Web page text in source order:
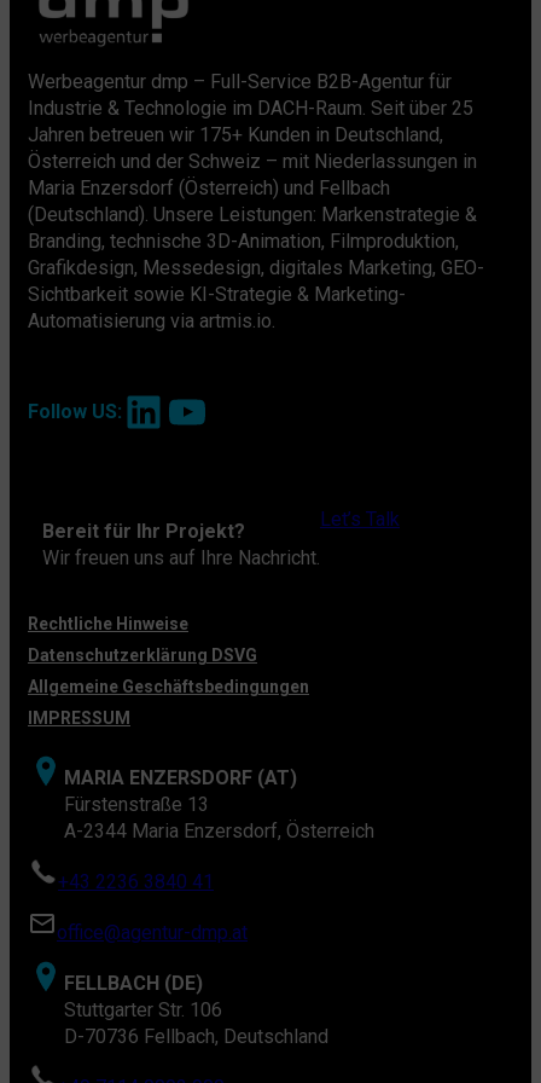
Werbeagentur dmp – Full-Service B2B-Agentur für
Industrie & Technologie im DACH-Raum. Seit über 25
Jahren betreuen wir 175+ Kunden in Deutschland,
Österreich und der Schweiz – mit Niederlassungen in
Maria Enzersdorf (Österreich) und Fellbach
(Deutschland). Unsere Leistungen: Markenstrategie &
Branding, technische 3D-Animation, Filmproduktion,
Grafikdesign, Messedesign, digitales Marketing, GEO-
Sichtbarkeit sowie KI-Strategie & Marketing-
Automatisierung via artmis.io.
Follow US: LinkedIn YouTube
Bereit für Ihr Projekt?
Wir freuen uns auf Ihre Nachricht.
Let’s Talk
Rechtliche Hinweise
Datenschutzerklärung DSVG
Allgemeine Geschäftsbedingungen
IMPRESSUM
MARIA ENZERSDORF (AT)
Fürstenstraße 13
A-2344 Maria Enzersdorf, Österreich
+43 2236 3840 41
office@agentur-dmp.at
FELLBACH (DE)
Stuttgarter Str. 106
D-70736 Fellbach, Deutschland